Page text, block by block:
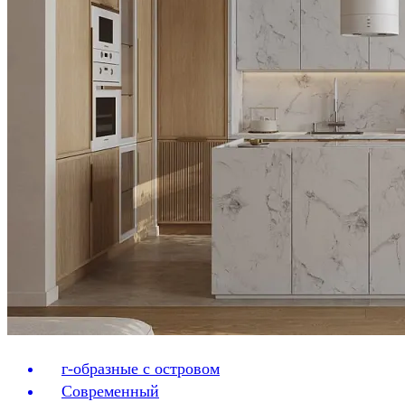
г-образные с островом
Современный